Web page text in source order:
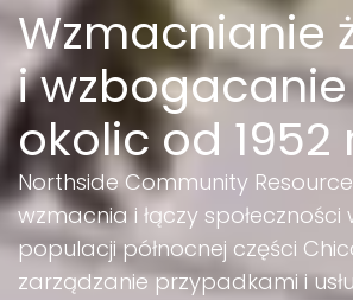
Wzmacnianie
i wzbogacanie
okolic od 1952
Northside Community
wzmacnia i łączy
populacji północnej części
zarządzanie przypadkami i